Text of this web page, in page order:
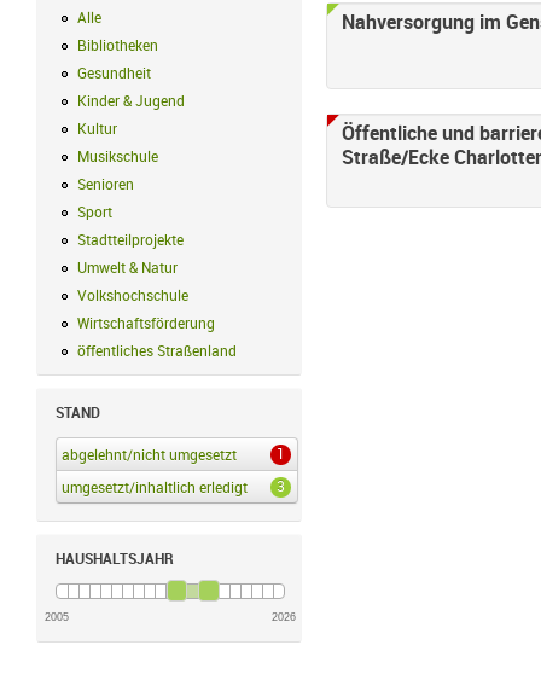
Alle
Bibliotheken
Gesundheit
Kinder & Jugend
Kultur
Musikschule Musikschule Filter anwenden
Senioren
Sport
Stadtteilprojekte
Umwelt & Natur
Volkshochschule
Wirtschaftsförderung
öffentliches Straßenland
STAND
abgelehnt/nicht umgesetzt 1
abgelehnt/nicht umgesetzt Filter anwenden
umgesetzt/inhaltlich erledigt
3
umgesetzt/inhaltlich erledigt Filter anwenden
HAUSHALTSJAHR
2005 2026
Nahversorgung im
Öffentliche und
Straße/Ecke